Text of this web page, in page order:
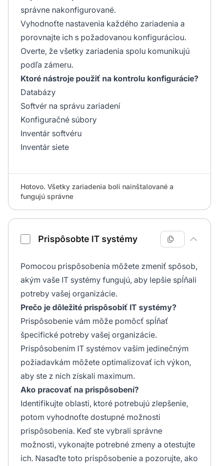
správne nakonfigurované.
Vyhodnoťte nastavenia každého zariadenia a
porovnajte ich s požadovanou konfiguráciou.
Overte, že všetky zariadenia spolu komunikujú
podľa zámeru.
Ktoré nástroje použiť na kontrolu konfigurácie?
Databázy
Softvér na správu zariadení
Konfiguračné súbory
Inventár softvéru
Inventár siete
Hotovo. Všetky zariadenia boli nainštalované a
fungujú správne
Prispôsobte IT systémy
Pomocou prispôsobenia môžete zmeniť spôsob,
akým vaše IT systémy fungujú, aby lepšie spĺňali
potreby vašej organizácie.
Prečo je dôležité prispôsobiť IT systémy?
Prispôsobenie vám môže pomôcť spĺňať
špecifické potreby vašej organizácie.
Prispôsobením IT systémov vašim jedinečným
požiadavkám môžete optimalizovať ich výkon,
aby ste z nich získali maximum.
Ako pracovať na prispôsobení?
Identifikujte oblasti, ktoré potrebujú zlepšenie,
potom vyhodnoťte dostupné možnosti
prispôsobenia. Keď ste vybrali správne
možnosti, vykonajte potrebné zmeny a otestujte
ich. Nasaďte toto prispôsobenie a pozorujte, ako